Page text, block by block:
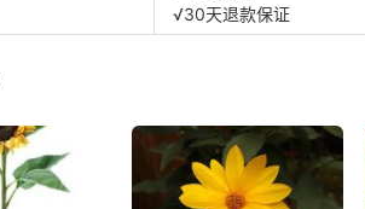
√30天退款保证